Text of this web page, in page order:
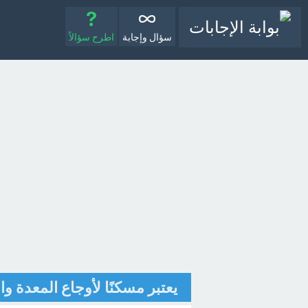
سؤال وإجابة اطرح سؤالاً
يعتبر مسكنًا لأوجاع المعدة